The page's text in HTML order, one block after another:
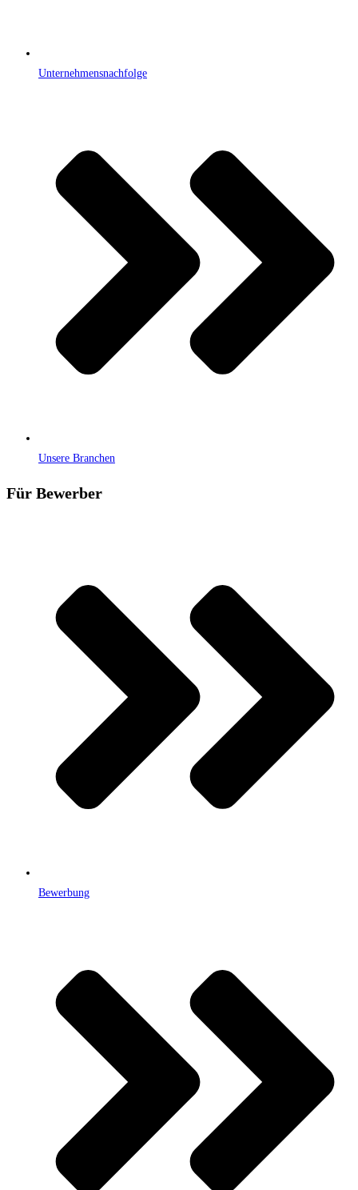
Unternehmensnachfolge
Unsere Branchen
Für Bewerber
Bewerbung